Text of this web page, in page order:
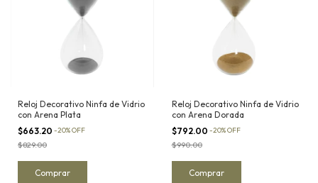
Reloj Decorativo Ninfa de Vidrio
con Arena Plata
$663.20 -20%OFF
$829.00
Reloj Decorativo Ninfa de Vidrio
con Arena Dorada
$792.00 -20%OFF
$990.00